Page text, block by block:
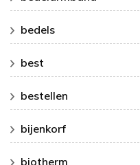
bedels
best
bestellen
bijenkorf
biotherm